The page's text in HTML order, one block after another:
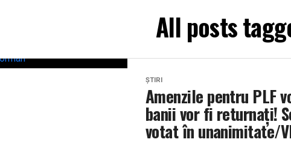
All posts
ȘTIRI
Amenzile pentru PLF
banii vor fi returnați!
votat în unanimitate/